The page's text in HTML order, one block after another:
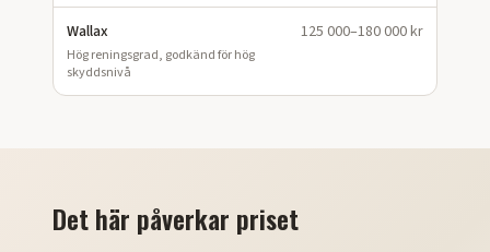
Wallax
Hög reningsgrad, godkänd för hög
skyddsnivå
125 000–180 000 kr
Det här påverkar priset